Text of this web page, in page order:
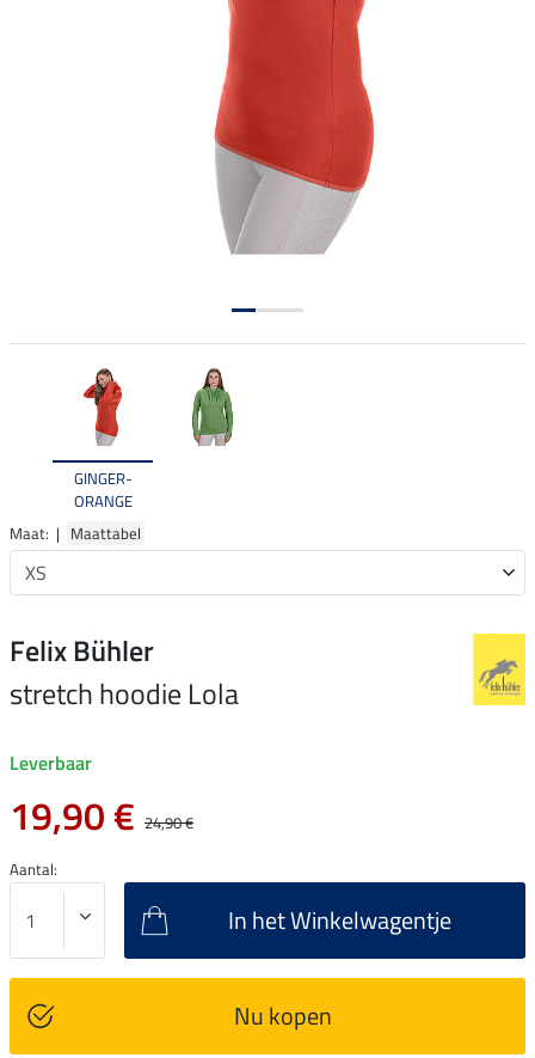
GINGER-
ORANGE
Maat: | Maattabel
Felix Bühler
stretch hoodie Lola
Leverbaar
19,90 € 24,90 €
Aantal:
In het Winkelwagentje
Nu kopen